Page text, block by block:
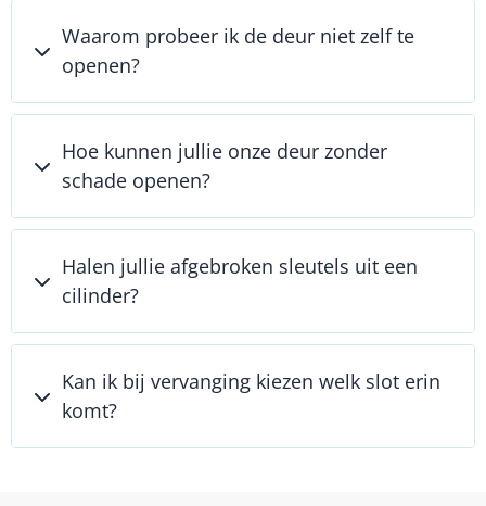
Waarom probeer ik de deur niet zelf te
openen?
Hoe kunnen jullie onze deur zonder
schade openen?
Halen jullie afgebroken sleutels uit een
cilinder?
Kan ik bij vervanging kiezen welk slot erin
komt?